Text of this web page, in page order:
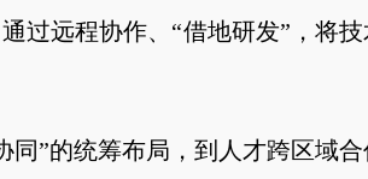
过远程协作、“借地研发”，将
”的统筹布局，到人才跨区域合